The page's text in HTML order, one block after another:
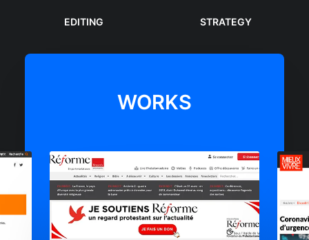
EDITING STRATEGY
WORKS